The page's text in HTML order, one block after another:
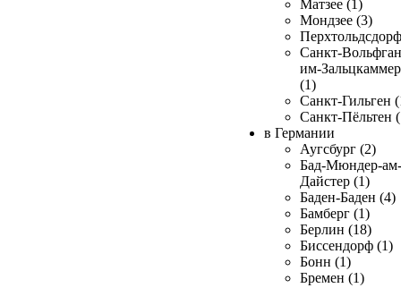
Матзее (1)
Мондзее (3)
Санкт-
им-
(1)
Санкт-Гильген
Санкт-Пёльтен
в Германии
Аугсбург (2)
Бад-Мюндер-ам-
Дайстер (1)
Баден-Баден (4)
Бамберг (1)
Берлин (18)
Биссендорф (1)
Бонн (1)
Бремен (1)